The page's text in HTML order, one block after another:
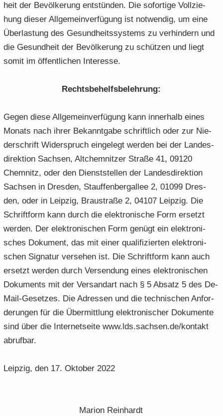
heit der Be­völ­ke­rung ent­stün­den. Die so­for­ti­ge Voll­zie­
hung die­ser All­ge­mein­ver­fü­gung ist not­wen­dig, um eine
Über­las­tung des Ge­sund­heits­sys­tems zu ver­hin­dern und
die Ge­sund­heit der Be­völ­ke­rung zu schüt­zen und liegt
somit im öf­fent­li­chen In­ter­es­se.
Rechts­be­helfs­be­leh­rung:
Gegen diese All­ge­mein­ver­fü­gung kann in­ner­halb eines
Mo­nats nach ihrer Be­kannt­ga­be schrift­lich oder zur Nie­
der­schrift Wi­der­spruch ein­ge­legt wer­den bei der Lan­des­
di­rek­ti­on Sach­sen, Alt­chem­nit­zer Stra­ße 41, 09120
Chem­nitz, oder den Dienst­stel­len der Lan­des­di­rek­ti­on
Sach­sen in Dres­den, Stauf­fen­berg­al­lee 2, 01099 Dres­
den, oder in Leip­zig, Brau­stra­ße 2, 04107 Leip­zig. Die
Schrift­form kann durch die elek­tro­ni­sche Form er­setzt
wer­den. Der elek­tro­ni­schen Form ge­nügt ein elek­tro­ni­
sches Do­ku­ment, das mit einer qua­li­fi­zier­ten elek­tro­ni­
schen Si­gna­tur ver­se­hen ist. Die Schrift­form kann auch
er­setzt wer­den durch Ver­sen­dung eines elek­tro­ni­schen
Do­ku­ments mit der Ver­sand­art nach § 5 Ab­satz 5 des De-​
Mail-Gesetzes. Die Adres­sen und die tech­ni­schen An­for­
de­run­gen für die Über­mitt­lung elek­tro­ni­scher Do­ku­men­te
sind über die In­ter­net­sei­te www.lds.sach­sen.de/kon­takt
ab­ruf­bar.
Leip­zig, den 17. Ok­to­ber 2022
Ma­ri­on Rein­hardt